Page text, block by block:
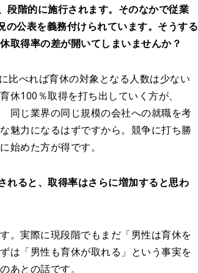
階的に施行されます。そのなかで従業
公表を義務付けられています。そうする
取得率の差が開いてしまいませんか？
比べれば育休の対象となる人数は少ない
休100％取得を打ち出していく方が、
同じ業界の同じ規模の会社への就職を考
魅力になるはずですから。競争に打ち勝
始めた方が得です。
ると、取得率はさらに増加すると思わ
。実際に現段階でもまだ「男性は育休を
は「男性も育休が取れる」という事実を
あとの話です。